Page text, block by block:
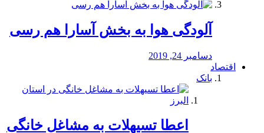
آلودگی هوا به بخش آسارا هم رسی
دسامبر 24, 2019
اقتصاد
بانک
️اعطا تسیهلات به مشاغل خانگی